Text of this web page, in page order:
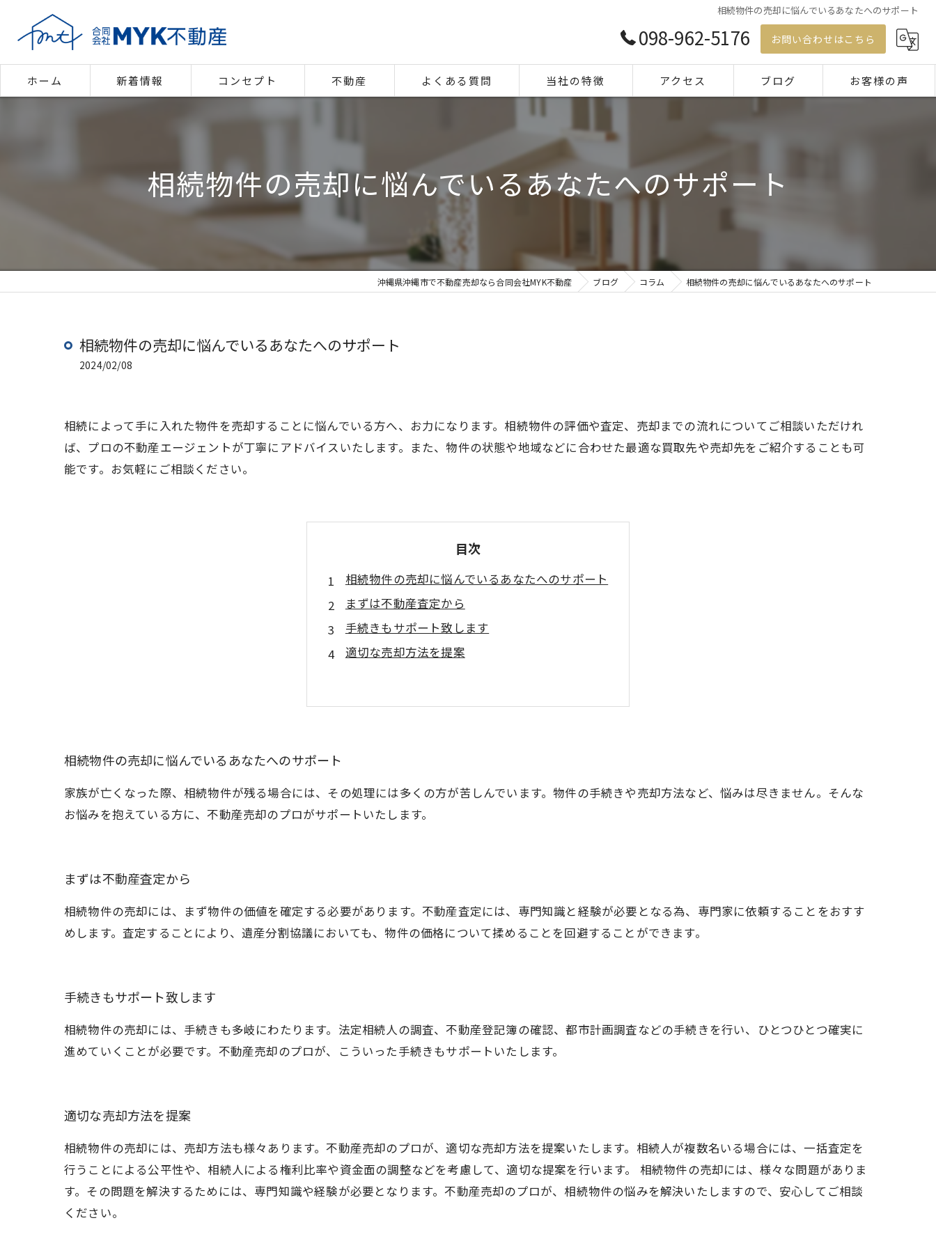
相続物件の売却に悩んでいるあなたへのサポート
098-962-5176 お問い合わせはこちら
ホーム 新着情報 コンセプト 不動産 よくある質問 当社の特徴
住み替え
離婚
中古
アクセス ブログ お客様の声
相続物件の売却に悩んでいるあなたへのサポート
沖縄県沖縄市で不動産売却なら合同会社MYK不動産 ブログ コラム 相続物件の売却に悩んでいるあなたへのサポート
相続物件の売却に悩んでいるあなたへのサポート
2024/02/08
相続によって手に入れた物件を売却することに悩んでいる方へ、お力になります。相続物件の評価や査定、売却までの流れについてご相談いただけれ
ば、プロの不動産エージェントが丁寧にアドバイスいたします。また、物件の状態や地域などに合わせた最適な買取先や売却先をご紹介することも可
能です。お気軽にご相談ください。
目次
相続物件の売却に悩んでいるあなたへのサポート
まずは不動産査定から
手続きもサポート致します
適切な売却方法を提案
相続物件の売却に悩んでいるあなたへのサポート
家族が亡くなった際、相続物件が残る場合には、その処理には多くの方が苦しんでいます。物件の手続きや売却方法など、悩みは尽きません。そんな
お悩みを抱えている方に、不動産売却のプロがサポートいたします。
まずは不動産査定から
相続物件の売却には、まず物件の価値を確定する必要があります。不動産査定には、専門知識と経験が必要となる為、専門家に依頼することをおすす
めします。査定することにより、遺産分割協議においても、物件の価格について揉めることを回避することができます。
手続きもサポート致します
相続物件の売却には、手続きも多岐にわたります。法定相続人の調査、不動産登記簿の確認、都市計画調査などの手続きを行い、ひとつひとつ確実に
進めていくことが必要です。不動産売却のプロが、こういった手続きもサポートいたします。
適切な売却方法を提案
相続物件の売却には、売却方法も様々あります。不動産売却のプロが、適切な売却方法を提案いたします。相続人が複数名いる場合には、一括査定を
行うことによる公平性や、相続人による権利比率や資金面の調整などを考慮して、適切な提案を行います。 相続物件の売却には、様々な問題がありま
す。その問題を解決するためには、専門知識や経験が必要となります。不動産売却のプロが、相続物件の悩みを解決いたしますので、安心してご相談
ください。